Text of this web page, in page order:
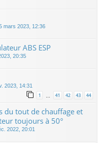
mars 2023, 12:36
ABS ESP
20:35
2023, 14:31
1 41 42 43 44
du tout de chauffage et
toujours à 50°
2022, 20:01